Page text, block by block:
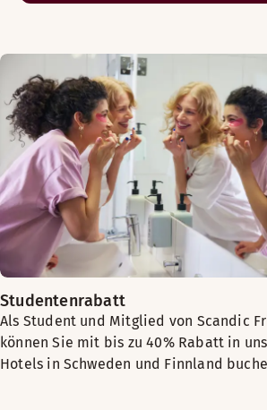
Studentenrabatt
Als Student und Mitglied von Scandic
können Sie mit bis zu 40% Rabatt in
Hotels in Schweden und Finnland